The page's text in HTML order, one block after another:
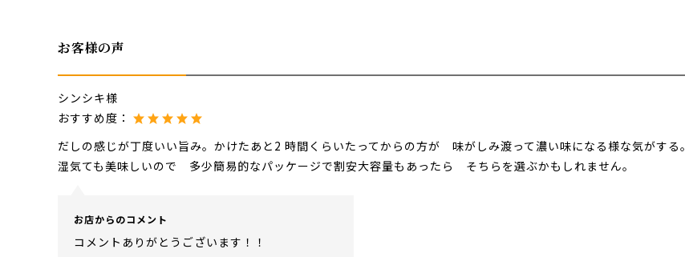
お客様の声
シンシキ様
おすすめ度：
だしの感じが丁度いい旨み。かけたあと2 時間くらいたってからの方が 味がしみ渡って濃い味になる様な気がする。
湿気ても美味しいので 多少簡易的なパッケージで割安大容量もあったら そちらを選ぶかもしれません。
お店からのコメント
コメントありがとうございます！！